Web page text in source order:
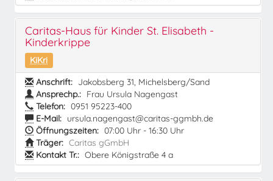
Caritas-Haus für Kinder St. Elisabeth -
Kinderkrippe
KiKri
Anschrift: Jakobsberg 31, Michelsberg/Sand
Ansprechp.: Frau Ursula Nagengast
Telefon: 0951 95223-400
E-Mail: ursula.nagengast@caritas-ggmbh.de
Öffnungszeiten: 07:00 Uhr - 16:30 Uhr
Träger: Caritas gGmbH
Kontakt Tr.: Obere Königstraße 4 a